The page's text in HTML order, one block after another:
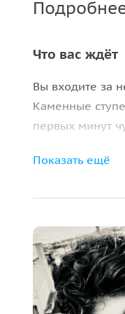
Что вас ждёт
Вы входите за
Каменные
первых минут
Особняк
устраивали
Для
Сегодня
и
С парадной
Показать ещё